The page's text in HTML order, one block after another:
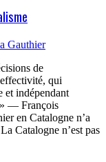
Gauthier
de
qui
et indépendant
» — François
en Catalogne n’a
Catalogne n’est pas